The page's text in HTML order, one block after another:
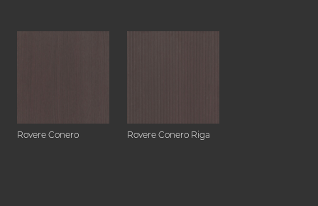
Rovere Conero Rovere Conero Riga